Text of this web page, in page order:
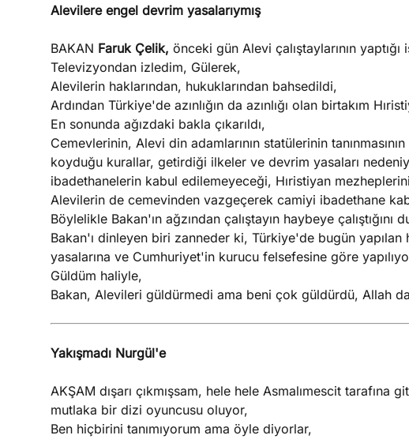
Alevilere engel devrim yasalarıymış
BAKAN Faruk Çelik, önceki gün Alevi çalıştaylarının
Televizyondan izledim, Gülerek,
Alevilerin haklarından, hukuklarından bahsedildi,
Ardından Türkiye'de azınlığın da azınlığı olan birtakım
En sonunda ağızdaki bakla çıkarıldı,
Cemevlerinin, Alevi din adamlarının statülerinin
koyduğu kurallar, getirdiği ilkeler ve devrim yasaları
ibadethanelerin kabul edilemeyeceği, Hıristiyan
Alevilerin de cemevinden vazgeçerek camiyi ibadethane
Böylelikle Bakan'ın ağzından çalıştayın haybeye çalıştığını
Bakan'ı dinleyen biri zanneder ki, Türkiye'de bugün yapılan
yasalarına ve Cumhuriyet'in kurucu felsefesine göre
Güldüm haliyle,
Bakan, Alevileri güldürmedi ama beni çok güldürdü, Allah
Yakışmadı Nurgül'e
AKŞAM dışarı çıkmışsam, hele hele Asmalımescit
mutlaka bir dizi oyuncusu oluyor,
Ben hiçbirini tanımıyorum ama öyle diyorlar,